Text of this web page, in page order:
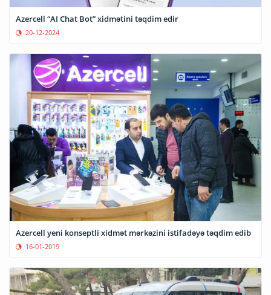
Azercell “AI Chat Bot” xidmətini təqdim edir
20-12-2024
Azercell yeni konseptli xidmət mərkəzini istifadəyə təqdim edib
16-01-2019